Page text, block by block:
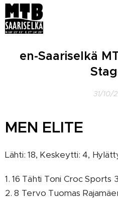
en-Saariselkä
31/10/
MEN ELITE
Lähti: 18, Keskeytti: 4,
1. 16 Tähti Toni Croc Sports
2. 8 Tervo Tuomas